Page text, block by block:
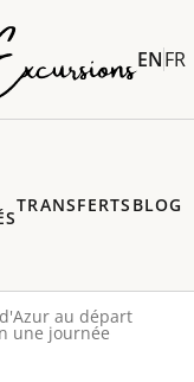
ENFR
TRANSFERTS BLOG
au départ
une journée